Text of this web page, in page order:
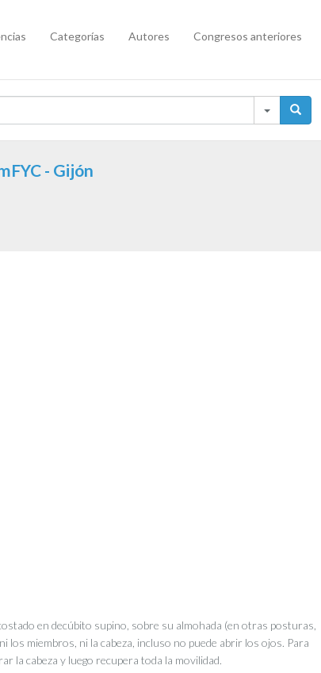
Categorías Autores Congresos anteriores
- Gijón
en decúbito supino, sobre su almohada (en otras posturas,
los miembros, ni la cabeza, incluso no puede abrir los ojos. Para
la cabeza y luego recupera toda la movilidad.